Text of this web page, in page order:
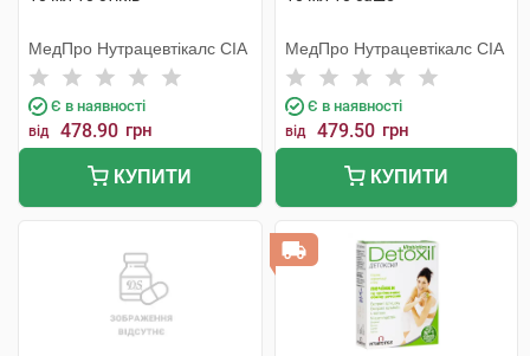
МедПро Нутрацевтікалс СІА
Є в наявності
від 478.90 грн
КУПИТИ
МедПро Нутрацевтікалс СІА
Є в наявності
від 479.50 грн
КУПИТИ